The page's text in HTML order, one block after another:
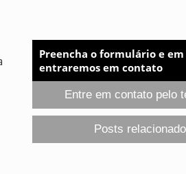
Preencha o formulário e
entraremos em contato
Entre em contato pelo
Posts